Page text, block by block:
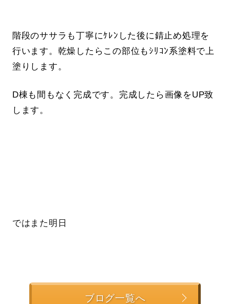
階段のササラも丁寧にｹﾚﾝした後に錆止め処理を
行います。乾燥したらこの部位もｼﾘｺﾝ系塗料で上
塗りします。
D棟も間もなく完成です。完成したら画像をUP致
します。
ではまた明日
ブログ一覧へ